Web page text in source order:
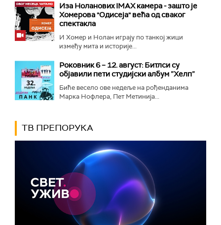
Иза Ноланових IMAX камера - зашто је
Хомерова "Одисеја" већа од сваког
спектакла
И Хомер и Нолан играју по танкој жици
између мита и историје...
Роковник 6 – 12. август: Битлси су
објавили пети студијски албум ”Хелп”
Биће весело ове недеље на рођенданима
Марка Нофлера, Пет Метинија...
ТВ ПРЕПОРУКА